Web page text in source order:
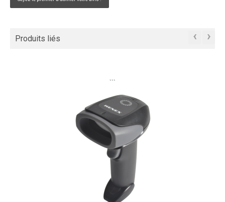
Produits liés ‹ ›
```